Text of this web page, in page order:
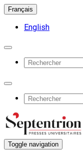
Français
English
Toggle navigation